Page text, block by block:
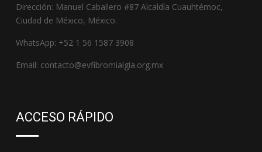
Dirección: Manuel Caballero #87 Alcaldía Cuauhtémoc,
Ciudad de México, México.
WhatsApp: +52 1 56 1587 3908
Email: contacto@evfibromialgia.org.mx
ACCESO RÁPIDO